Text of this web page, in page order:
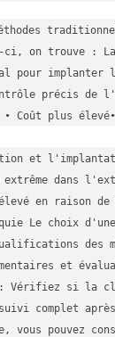
on trouve :
pour implanter
précis de
Coût plus
et
dans
en raison
Le choix
des
et
Vérifiez si la
complet
vous pouvez